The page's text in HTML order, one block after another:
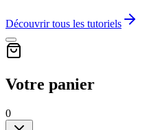
Découvrir tous les tutoriels
Votre panier
0